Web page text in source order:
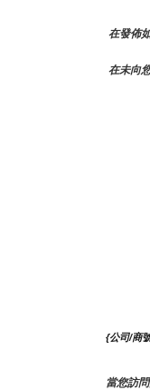
在發佈
在未向
{公司/商
當您訪